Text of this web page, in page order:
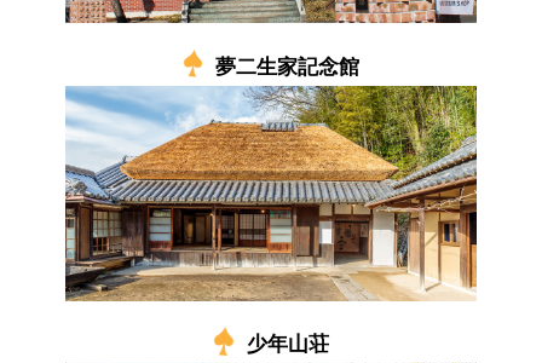
夢二生家記念館
少年山荘